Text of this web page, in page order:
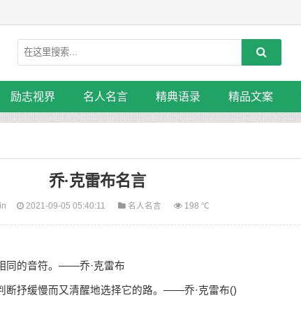
励志视界 名人名言 精典语录 精品文案
乔·克雷布名言
2021-09-05 05:40:11 名人名言 198 ℃
同的音符。——乔·克雷布
抒缓慢而又清醒地选择它的路。——乔·克雷布()